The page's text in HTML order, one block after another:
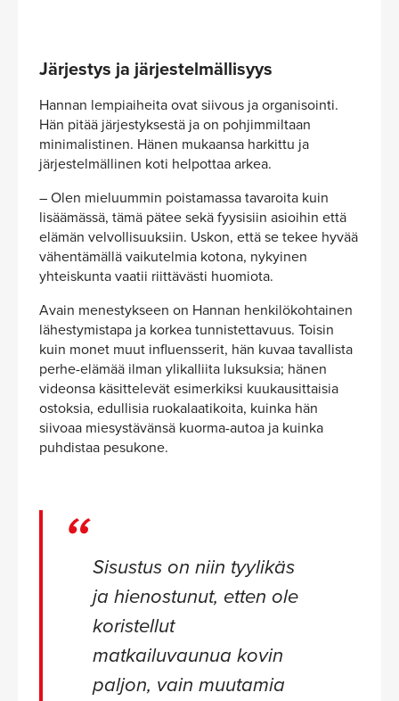
Järjestys ja järjestelmällisyys
Hannan lempiaiheita ovat siivous ja organisointi.
Hän pitää järjestyksestä ja on pohjimmiltaan
minimalistinen. Hänen mukaansa harkittu ja
järjestelmällinen koti helpottaa arkea.
– Olen mieluummin poistamassa tavaroita kuin
lisäämässä, tämä pätee sekä fyysisiin asioihin että
elämän velvollisuuksiin. Uskon, että se tekee hyvää
vähentämällä vaikutelmia kotona, nykyinen
yhteiskunta vaatii riittävästi huomiota.
Avain menestykseen on Hannan henkilökohtainen
lähestymistapa ja korkea tunnistettavuus. Toisin
kuin monet muut influensserit, hän kuvaa tavallista
perhe-elämää ilman ylikalliita luksuksia; hänen
videonsa käsittelevät esimerkiksi kuukausittaisia
ostoksia, edullisia ruokalaatikoita, kuinka hän
siivoaa miesystävänsä kuorma-autoa ja kuinka
puhdistaa pesukone.
Sisustus on niin tyylikäs
ja hienostunut, etten ole
koristellut
matkailuvaunua kovin
paljon, vain muutamia